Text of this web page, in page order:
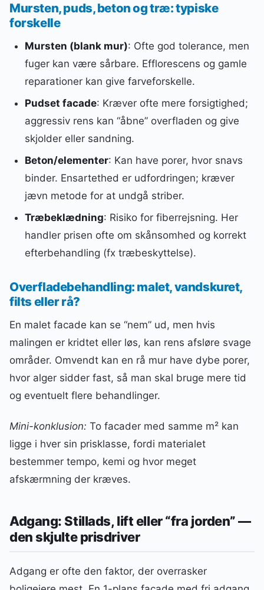
Mursten, puds, beton og træ: typiske
forskelle
Mursten (blank mur): Ofte god tolerance, men
fuger kan være sårbare. Efflorescens og gamle
reparationer kan give farveforskelle.
Pudset facade: Kræver ofte mere forsigtighed;
aggressiv rens kan “åbne” overfladen og give
skjolder eller sandning.
Beton/elementer: Kan have porer, hvor snavs
binder. Ensartethed er udfordringen; kræver
jævn metode for at undgå striber.
Træbeklædning: Risiko for fiberrejsning. Her
handler prisen ofte om skånsomhed og korrekt
efterbehandling (fx træbeskyttelse).
Overfladebehandling: malet, vandskuret,
filts eller rå?
En malet facade kan se “nem” ud, men hvis
malingen er kridtet eller løs, kan rens afsløre svage
områder. Omvendt kan en rå mur have dybe porer,
hvor alger sidder fast, så man skal bruge mere tid
og eventuelt flere behandlinger.
Mini-konklusion: To facader med samme m² kan
ligge i hver sin prisklasse, fordi materialet
bestemmer tempo, kemi og hvor meget
afskærmning der kræves.
Adgang: Stillads, lift eller “fra jorden” —
den skjulte prisdriver
Adgang er ofte den faktor, der overrasker